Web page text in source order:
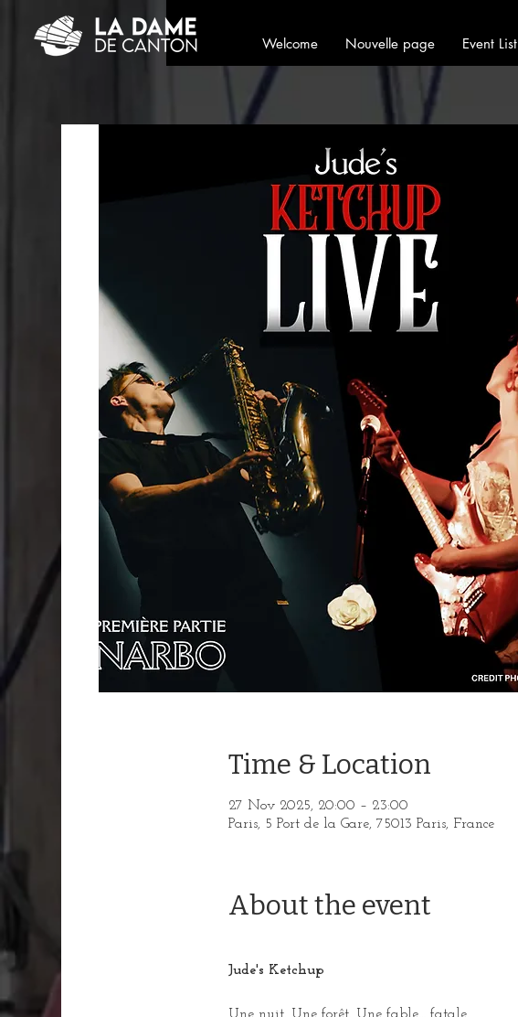
Welcome Nouvelle page Event List
Time & Location
27 Nov 2025, 20:00 – 23:00
Paris, 5 Port de la Gare, 75013 Paris, France
About the event
Jude's Ketchup